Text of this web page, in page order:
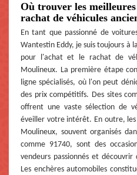
Où trouver les
rachat de véhicules
En tant que passionné de
Wantestin Eddy, je suis toujours à
pour l'achat et le rachat de
Moulineux. La première étape
ligne spécialisés, où l'on peut
des prix compétitifs. Des sites
offrent une vaste sélection de
éveiller votre intérêt. En outre,
Moulineux, souvent organisés
comme 91740, sont des
vendeurs passionnés et
Les enchères automobiles